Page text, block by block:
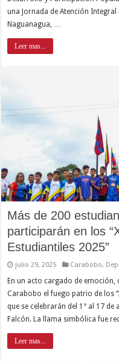
una Jornada de Atención
Naguanagua, …
Leer mas...
Más de 200
participarán en los
Estudiantiles 2025”
julio 29, 2025 Carabobo,
En un acto cargado de
Carabobo el fuego patrio de los
que se celebrarán del 1° al 17
Falcón. La llama simbólica fue
Leer mas...